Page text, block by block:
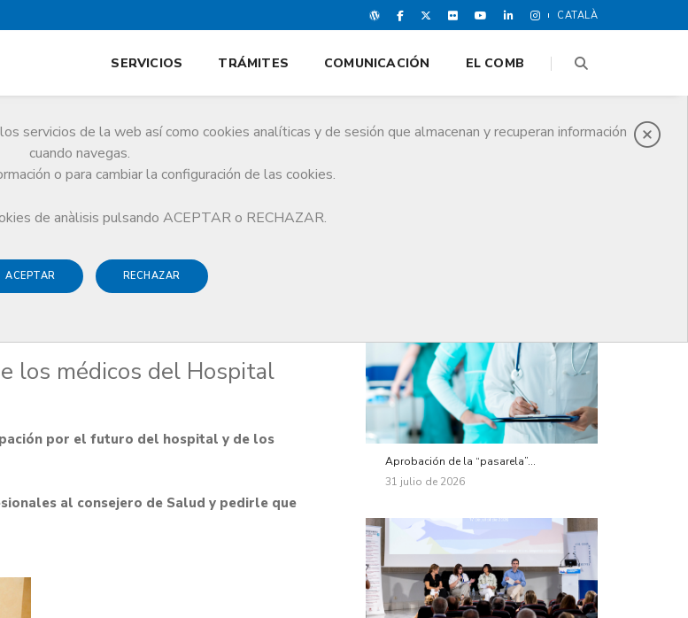
CATALÀ
de la web así como cookies analíticas y de sesión que almacenan y recuperan información
cuando navegas.
o para cambiar la configuración de las cookies.
de anàlisis pulsando ACEPTAR o RECHAZAR.
ACEPTAR RECHAZAR
SERVICIOS TRÁMITES COMUNICACIÓN EL COMB
médicos del Hospital General de Catalunya
los médicos del Hospital
por el futuro del hospital y de los
al consejero de Salud y pedirle que
Aprobación de la “pasarela”...
31 julio de 2026